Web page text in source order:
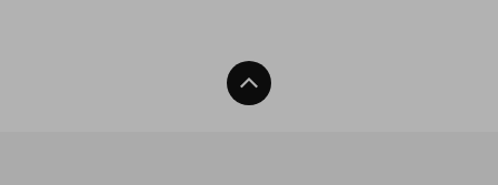
Back To Top